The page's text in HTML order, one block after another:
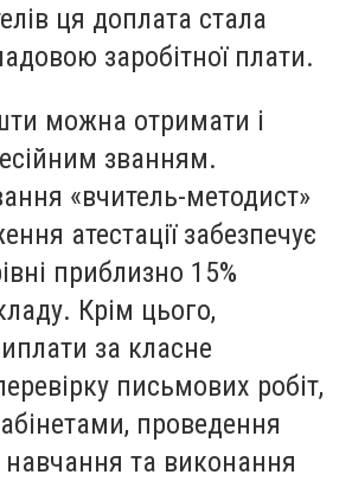
ця доплата стала
заробітної плати.
можна отримати і
званням.
«вчитель-методист»
атестації забезпечує
приблизно 15%
Крім цього,
за класне
письмових робіт,
проведення
навчання та виконання